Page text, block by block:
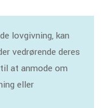
lovgivning, kan
vedrørende deres
at anmode om
eller